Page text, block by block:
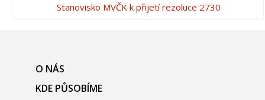
Stanovisko MVČK k přijetí rezoluce 2730
O NÁS
KDE PŮSOBÍME